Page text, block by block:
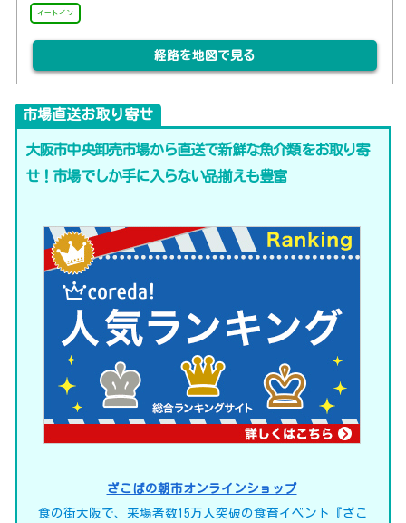
イートイン
経路を地図で見る
市場直送お取り寄せ
大阪市中央卸売市場から直送で新鮮な魚介類をお取り寄
せ！市場でしか手に入らない品揃えも豊富
ざこばの朝市オンラインショップ
食の街大阪で、来場者数15万人突破の食育イベント『ざこ